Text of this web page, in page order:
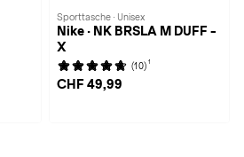
Sporttasche · Unisex
Nike · NK BRSLA M DUFF -
X
(10) 1
CHF 49,99